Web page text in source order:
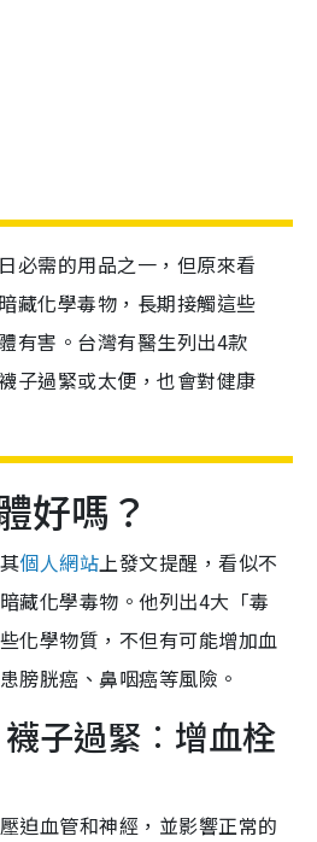
必需的用品之一，但原來看
藏化學毒物，長期接觸這些
有害。台灣有醫生列出4款
子過緊或太便，也會對健康
好嗎？
個人網站上發文提醒，看似不
藏化學毒物。他列出4大「毒
化學物質，不但有可能增加血
膀胱癌、鼻咽癌等風險。
子過緊︰增血栓
迫血管和神經，並影響正常的